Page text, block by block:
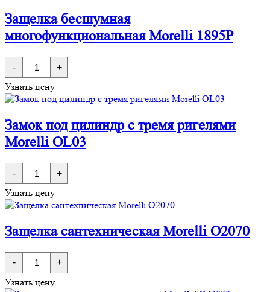
Защелка бесшумная
многофункциональная Morelli 1895P
-
Количество
товара
Защелка
бесшумная
многофункциональная
+
Узнать цену
Замок под цилиндр с тремя ригелями
Morelli OL03
-
Количество
товара
Замок
под
цилиндр
ригелями
OL03
+
Узнать цену
Защелка сантехническая Morelli O2070
-
Количество
товара
Защелка
сантехническая
+
Узнать цену